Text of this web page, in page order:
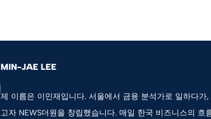
MIN-JAE LEE
제 이름은 이민재입니다. 서울에서 금융 분석가로 일하다
고자 NEWS더원을 창립했습니다. 매일 한국 비즈니스의